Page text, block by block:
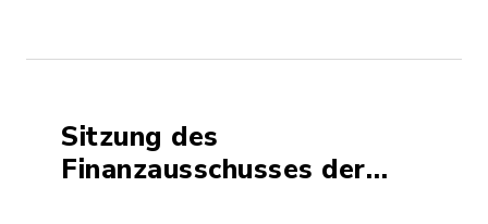
Sitzung des
Finanzausschusses der